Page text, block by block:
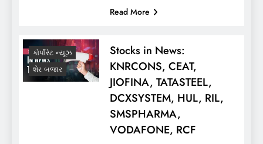
Read More
કોર્પોરેટ ન્યૂઝ
શેર બજાર
Stocks in News:
KNRCONS, CEAT,
JIOFINA, TATASTEEL,
DCXSYSTEM, HUL, RIL,
SMSPHARMA,
VODAFONE, RCF